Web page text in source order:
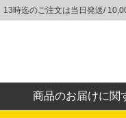
13時迄のご注文は当日発送/
商品のお届けに関